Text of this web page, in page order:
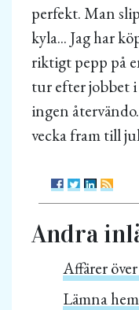
perfekt. Man
kyla... Jag har
riktigt pepp på
tur efter jobbet
ingen
vecka fram till
Andra
Affärer
Lämna